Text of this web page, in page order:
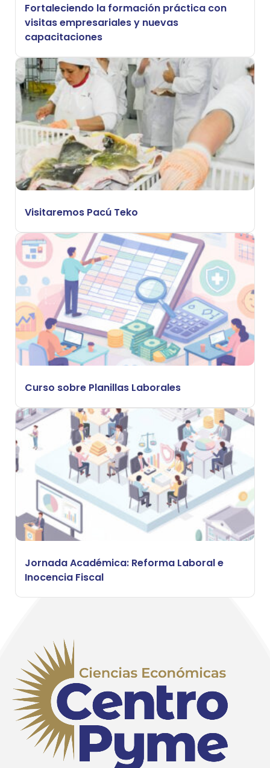
Fortaleciendo la formación práctica con
visitas empresariales y nuevas
capacitaciones
Visitaremos Pacú Teko
Curso sobre Planillas Laborales
Jornada Académica: Reforma Laboral e
Inocencia Fiscal